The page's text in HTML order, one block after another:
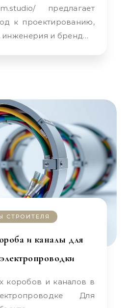
к проектированию,
инженерия и бренд…
СТРОИТЕЛЯ
и каналы для
Для